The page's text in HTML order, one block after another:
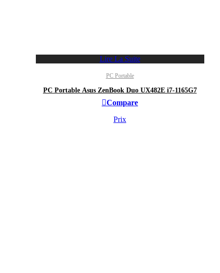
Lire La Suite
PC Portable
PC Portable Asus ZenBook Duo UX482E i7-1165G7
Compare
Prix